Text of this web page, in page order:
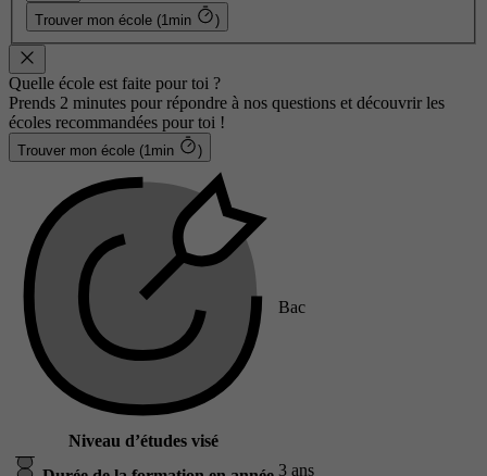
Trouver mon école (1min )
Quelle école est faite pour toi ?
Prends 2 minutes pour répondre à nos questions et découvrir les
écoles recommandées pour toi !
Trouver mon école (1min )
Niveau d’études visé
Bac
3 ans